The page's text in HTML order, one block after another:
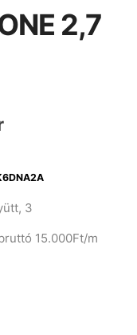
2,7
3
15.000Ft/m